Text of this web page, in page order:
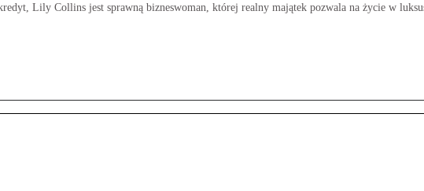
Lily Collins jest sprawną bizneswoman, której realny majątek pozwala na życie w